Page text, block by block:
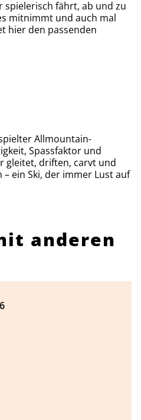
spielerisch fährt, ab und zu
mitnimmt und auch mal
hier den passenden
Allmountain-
Spassfaktor und
gleitet, driften, carvt und
ein Ski, der immer Lust auf
anderen